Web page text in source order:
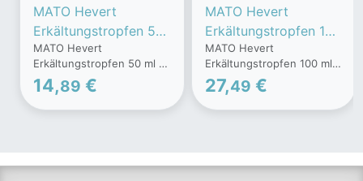
MATO Hevert
Erkältungstropfen 50
ml
MATO Hevert
Erkältungstropfen 50 ml -
rezeptfrei - von Hevert-
Arzneimittel GmbH & Co.
KG - Tropfen - 50 ml
14,89 €
MATO Hevert
Erkältungstropfen 100
ml
MATO Hevert
Erkältungstropfen 100 ml -
rezeptfrei - von Hevert-
Arzneimittel GmbH & Co.
KG - Tropfen - 100 ml
27,49 €